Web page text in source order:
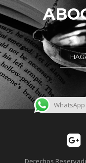
Derechos